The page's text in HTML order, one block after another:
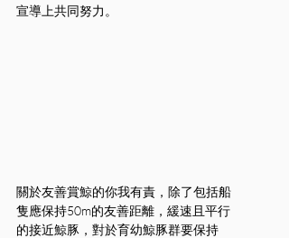
宣導上共同努力。
關於友善賞鯨的你我有責，除了包括船
隻應保持50m的友善距離，緩速且平行
的接近鯨豚，對於育幼鯨豚群要保持